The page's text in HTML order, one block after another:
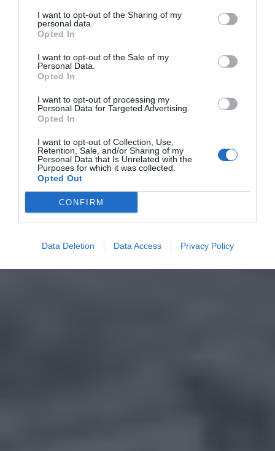
I want to opt-out of the Sharing of my
personal data.
Opted In
I want to opt-out of the Sale of my
Personal Data.
Opted In
I want to opt-out of processing my
Personal Data for Targeted Advertising.
Opted In
I want to opt-out of Collection, Use,
Retention, Sale, and/or Sharing of my
Personal Data that Is Unrelated with the
Purposes for which it was collected.
Opted Out
CONFIRM
Data Deletion Data Access Privacy Policy